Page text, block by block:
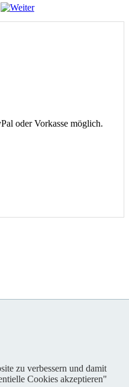
oder Vorkasse möglich.
zu verbessern und damit
Cookies akzeptieren"